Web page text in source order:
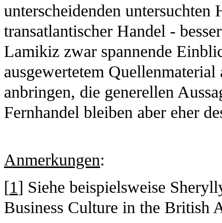
unterscheidenden untersuchten
transatlantischer Handel -
Lamikiz zwar spannende
ausgewertetem
anbringen, die generellen
Fernhandel bleiben aber eher
Anmerkungen:
[1] Siehe beispielsweise
Business Culture in the British